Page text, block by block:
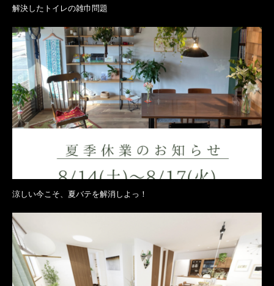
解決したトイレの雑巾問題
涼しい今こそ、夏バテを解消しよっ！